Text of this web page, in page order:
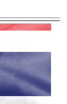
ใหญ่ที่สุด
สมอเมื่อไม่ได้
ม่รู้สึกว่าสิ่งที่
รับเขามันเป็น
อาจจะโดนคน
าไม่ต้องการ